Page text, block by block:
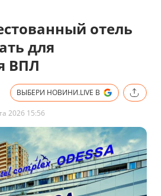
отель
для
ВПЛ
ВЫБЕРИ НОВИНИ.LIVE В
2026 15:56